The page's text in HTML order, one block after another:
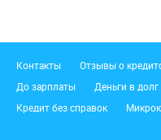
Подвал
Контакты Отзывы о
До зарплаты
Деньги в долг
Кредит без справок